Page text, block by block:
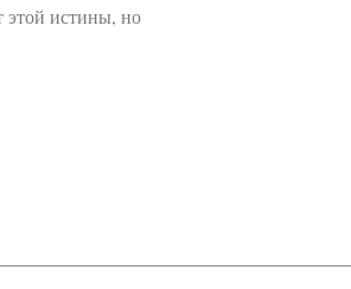
этой истины, но